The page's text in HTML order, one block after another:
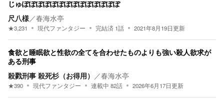
じゅぽぽぽぽぽぽぽぽぽぽぽぽぽぽ
尺八様／春海水亭
★3,231 現代ファンタジー 完結済 1話 2021年8月19日更新
食欲と睡眠欲と性欲の全てを合わせたものよりも強い殺人欲求が
ある刑事
殺戮刑事 殺死杉（お得用） ／春海水亭
★390 現代ファンタジー 連載中 82話 2026年6月17日更新